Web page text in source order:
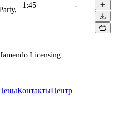
1:45 -
Jamendo Licensing
КонтактыЦентр